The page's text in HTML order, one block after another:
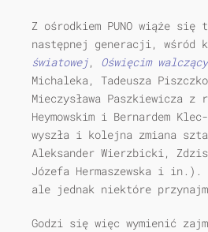
Z ośrodkiem PUNO wiąże
następnej generacji, wśród
światowej, Oświęcim walczący
Michaleka, Tadeusza
Mieczysława Paszkiewicza z
Heymowskim i Bernardem
wyszła i kolejna zmiana
Aleksander Wierzbicki,
Józefa Hermaszewska i in.).
ale jednak niektóre
Godzi się więc wymienić